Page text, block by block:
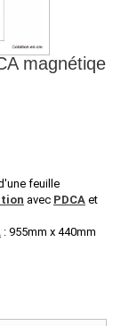
magnétiqe
feuille
avec PDCA et
: 955mm x 440mm